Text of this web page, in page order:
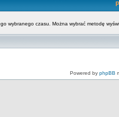
wybranego czasu. Można wybrać metodę
Powered by phpBB